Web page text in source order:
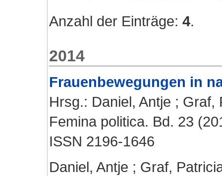
Anzahl der Einträge: 4.
2014
Frauenbewegungen in
Hrsg.: Daniel, Antje ; Graf,
Femina politica. Bd. 23
ISSN 2196-1646
Daniel, Antje ; Graf,